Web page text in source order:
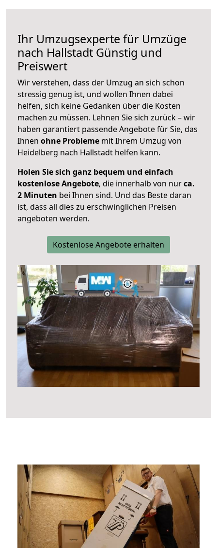
Ihr Umzugsexperte für Umzüge
nach Hallstadt Günstig und
Preiswert
Wir verstehen, dass der Umzug an sich schon
stressig genug ist, und wollen Ihnen dabei
helfen, sich keine Gedanken über die Kosten
machen zu müssen. Lehnen Sie sich zurück – wir
haben garantiert passende Angebote für Sie, das
Ihnen ohne Probleme mit Ihrem Umzug von
Heidelberg nach Hallstadt helfen kann.
Holen Sie sich ganz bequem und einfach
kostenlose Angebote, die innerhalb von nurca.
2 Minuten bei Ihnen sind. Und das Beste daran
ist, dass all dies zu erschwinglichen Preisen
angeboten werden.
Kostenlose Angebote erhalten